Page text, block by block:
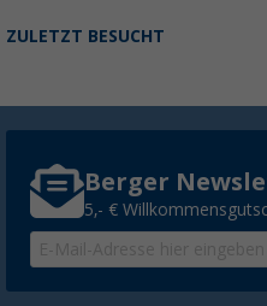
ZULETZT BESUCHT
Berger
5,- €